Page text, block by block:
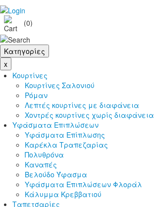
(0)
Κατηγορίες
x
Κουρτίνες
Κουρτίνες Σαλονιού
Ρόμαν
Λεπτές κουρτίνες με διαφάνεια
Χοντρές κουρτίνες χωρίς διαφάνεια
Υφάσματα Επιπλώσεων
Υφάσματα Επίπλωσης
Καρέκλα Τραπεζαρίας
Πολυθρόνα
Καναπές
Βελούδο Ύφασμα
Υφάσματα Επιπλώσεων Φλοράλ
Κάλυμμα Κρεββατιού
Ταπετσαρίες